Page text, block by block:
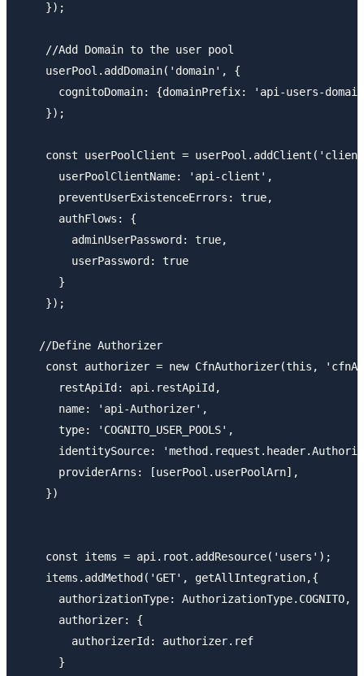
    });
    //Add Domain to the user pool
    userPool.addDomain('domain', {
cognitoDomain: {domainPrefix: 'api-users-
    });
const userPoolClient =
      userPoolClientName: 'api-client',
      preventUserExistenceErrors: true,
      authFlows: {
        adminUserPassword: true,
        userPassword: true
      }
    });
   //Define Authorizer
const authorizer = new CfnAuthorizer(this,
      restApiId: api.restApiId,
      name: 'api-Authorizer',
      type: 'COGNITO_USER_POOLS',
identitySource:
      providerArns: [userPool.userPoolArn],
    })
    const items = api.root.addResource('users');
    items.addMethod('GET', getAllIntegration,{
      authorizationType: AuthorizationType.COGNITO,
      authorizer: {
        authorizerId: authorizer.ref
      }